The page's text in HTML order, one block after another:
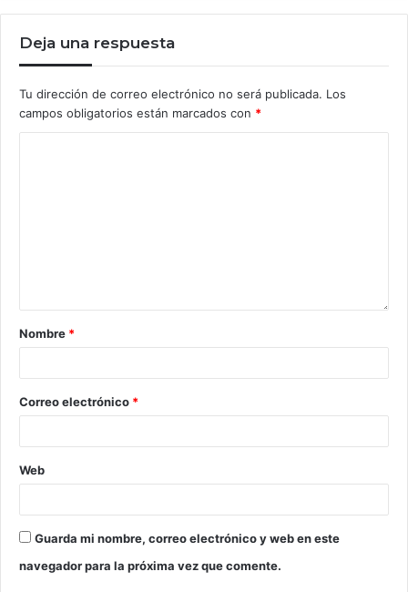
Deja una respuesta
Tu dirección de correo electrónico no será publicada. Los
campos obligatorios están marcados con *
Nombre *
Correo electrónico *
Web
Guarda mi nombre, correo electrónico y web en este
navegador para la próxima vez que comente.